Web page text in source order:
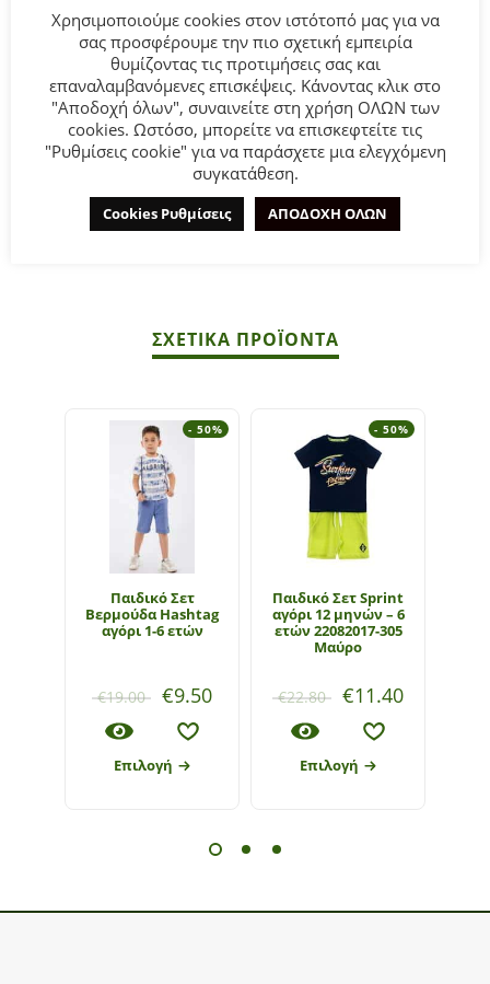
Παιδικό σετ παντελόνι for Funky Kids για αγόρι από 2 έως
6 ετών. Μπλούζα πόλο σε λευκό χρώμα με allover τύπωμα
και παντελόνι σε χρώμα μέντα.
100% COTTON+98% COTTON-2% ELASTAN.
ΣΥΜΒΟΥΛΕΣ
ΣΧΕΤΙΚΆ ΠΡΟΪΌΝΤΑ
- 50%
Παιδικό Σετ
Βερμούδα Hashtag
αγόρι 1-6 ετών
€19.00 €9.50
Επιλογή
- 50%
Παιδικό Σετ Sprint
αγόρι 12 μηνών – 6
ετών 22082017-305
Μαύρο
€22.80 €11.40
Επιλογή
Χρησιμοποιούμε cookies στον ιστότοπό μας για να
σας προσφέρουμε την πιο σχετική εμπειρία
θυμίζοντας τις προτιμήσεις σας και
επαναλαμβανόμενες επισκέψεις. Κάνοντας κλικ στο
"Αποδοχή όλων", συναινείτε στη χρήση ΟΛΩΝ των
cookies. Ωστόσο, μπορείτε να επισκεφτείτε τις
"Ρυθμίσεις cookie" για να παράσχετε μια ελεγχόμενη
συγκατάθεση.
Cookies Ρυθμίσεις ΑΠΟΔΟΧΗ ΟΛΩΝ